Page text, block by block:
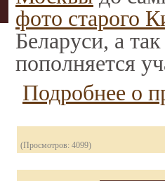
фото старого
Беларуси, а
пополняется
Подробнее о
(Просмотров: 4099)